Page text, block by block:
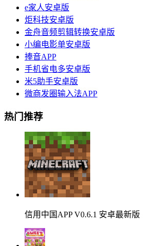
e家人安卓版
炬科技安卓版
金舟音频剪辑转换安卓版
小编电影单安卓版
捧音APP
手机省电多安卓版
米5助手安卓版
微商发圈输入法APP
热门推荐
信用中国APP V0.6.1 安卓最新版